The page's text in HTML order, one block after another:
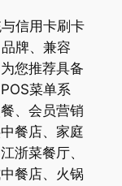
信用卡刷卡
牌、兼容
您推荐具备
菜单系
、会员营销
餐店、家庭
浙菜餐厅、
餐店、火锅